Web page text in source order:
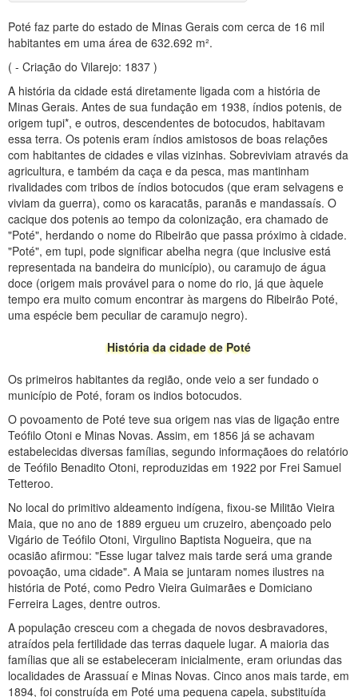
Poté faz parte do estado de Minas Gerais com cerca de 16 mil
habitantes em uma área de 632.692 m².
( - Criação do Vilarejo: 1837 )
A história da cidade está diretamente ligada com a história de
Minas Gerais. Antes de sua fundação em 1938, índios potenis, de
origem tupi*, e outros, descendentes de botocudos, habitavam
essa terra. Os potenis eram índios amistosos de boas relações
com habitantes de cidades e vilas vizinhas. Sobreviviam através da
agricultura, e também da caça e da pesca, mas mantinham
rivalidades com tribos de índios botocudos (que eram selvagens e
viviam da guerra), como os karacatãs, paranãs e mandassaís. O
cacique dos potenis ao tempo da colonização, era chamado de
"Poté", herdando o nome do Ribeirão que passa próximo à cidade.
"Poté", em tupi, pode significar abelha negra (que inclusive está
representada na bandeira do município), ou caramujo de água
doce (origem mais provável para o nome do rio, já que àquele
tempo era muito comum encontrar às margens do Ribeirão Poté,
uma espécie bem peculiar de caramujo negro).
História da cidade de Poté
Os primeiros habitantes da região, onde veio a ser fundado o
município de Poté, foram os indios botocudos.
O povoamento de Poté teve sua origem nas vias de ligação entre
Teófilo Otoni e Minas Novas. Assim, em 1856 já se achavam
estabelecidas diversas famílias, segundo informaçãoes do relatório
de Teófilo Benadito Otoni, reproduzidas em 1922 por Frei Samuel
Tetteroo.
No local do primitivo aldeamento indígena, fixou-se Militão Vieira
Maia, que no ano de 1889 ergueu um cruzeiro, abençoado pelo
Vigário de Teófilo Otoni, Virgulino Baptista Nogueira, que na
ocasião afirmou: "Esse lugar talvez mais tarde será uma grande
povoação, uma cidade". A Maia se juntaram nomes ilustres na
história de Poté, como Pedro Vieira Guimarães e Domiciano
Ferreira Lages, dentre outros.
A população cresceu com a chegada de novos desbravadores,
atraídos pela fertilidade das terras daquele lugar. A maioria das
famílias que ali se estabeleceram inicialmente, eram oriundas das
localidades de Arassuaí e Minas Novas. Cinco anos mais tarde, em
1894, foi construída em Poté uma pequena capela, substituída